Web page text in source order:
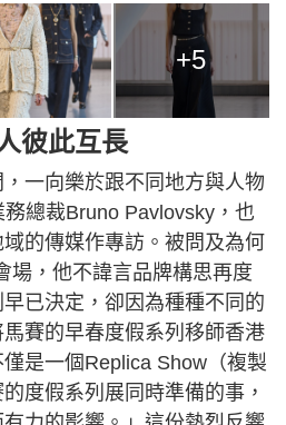
+5
彼此互長
一向樂於跟不同地方與人物
總裁Bruno Pavlovsky，也
的傳媒作專訪。被問及為何
場，他不諱言品牌構思再度
已決定，卻因為種種不同的
賽的早春度假系列移師香港
是一個Replica Show（複製
度假系列展同時準備的事，